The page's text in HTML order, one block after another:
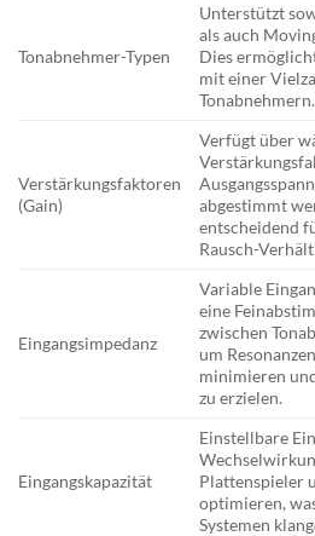
Tonabnehmer-Typen
Unterstützt
als auch
Dies
mit einer
Tonabnehmern.
Verstärkungsfaktoren
(Gain)
Verfügt über
abgestimmt
entscheidend
Rausch-
Eingangsimpedanz
Variable
eine
zwischen
um
minimieren
zu erzielen.
Eingangskapazität
Einstellbare
Plattenspieler
optimieren,
Systemen